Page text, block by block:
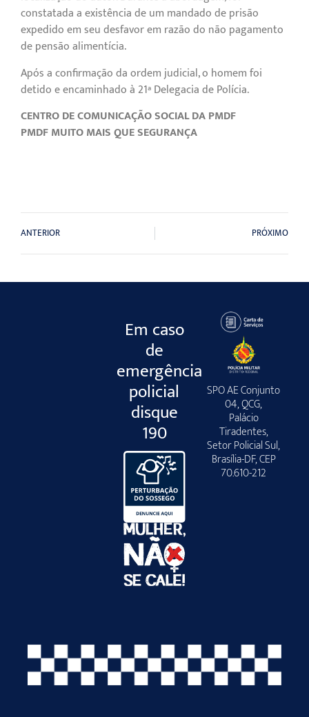
constatada a existência de um mandado de prisão
expedido em seu desfavor em razão do não pagamento
de pensão alimentícia.
Após a confirmação da ordem judicial, o homem foi
detido e encaminhado à 21ª Delegacia de Polícia.
CENTRO DE COMUNICAÇÃO SOCIAL DA PMDF
PMDF MUITO MAIS QUE SEGURANÇA
ANTERIOR PRÓXIMO
Em caso
de
emergência
policial
disque
190
SPO AE Conjunto
04, QCG,
Palácio
Tiradentes,
Setor Policial Sul,
Brasília-DF, CEP
70.610-212